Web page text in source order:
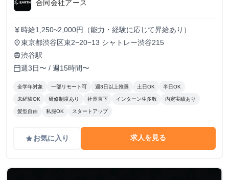
合同会社アース
currency_yen 時給1,250~2,000円（能力・経験に応じて昇給あり）
place東京都渋谷区東2−20−13 シャトレー渋谷215
train渋谷駅
calendar_today週3日〜 / 週15時間〜
全学年対象 一部リモート可 週3日以上推奨 土日OK 半日OK
未経験OK 研修制度あり 社長直下 インターン生多数 内定実績あり
髪型自由 私服OK スタートアップ
gradeお気に入り 求人を見る